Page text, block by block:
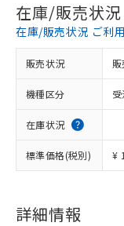
在庫/販売状況
在庫/販売状況 ご利
販売状況
機種区分
在庫状況
標準価格(税別) ¥
詳細情報